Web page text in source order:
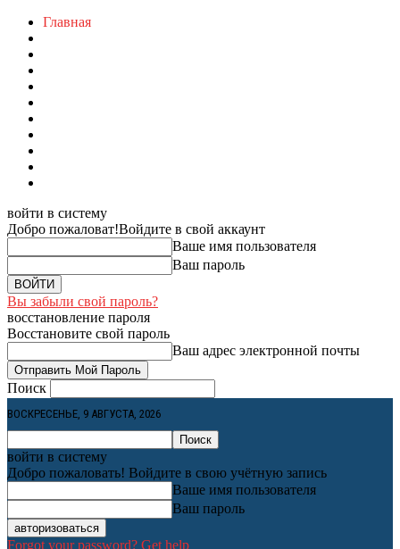
Главная
войти в систему
Добро пожаловат!Войдите в свой аккаунт
Ваше имя пользователя
Ваш пароль
Вы забыли свой пароль?
восстановление пароля
Восстановите свой пароль
Ваш адрес электронной почты
Поиск
ВОСКРЕСЕНЬЕ, 9 АВГУСТА, 2026
войти в систему
Добро пожаловать! Войдите в свою учётную запись
Ваше имя пользователя
Ваш пароль
Forgot your password? Get help